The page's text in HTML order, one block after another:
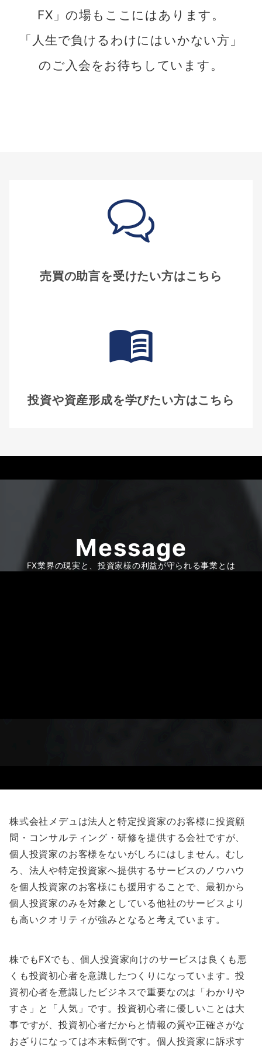
FX」の場もここにはあります。
「人生で負けるわけにはいかない方」
のご入会をお待ちしています。
売買の助言を受けたい方はこちら
投資や資産形成を学びたい方はこちら
Message
FX業界の現実と、投資家様の利益が守られる事業とは
株式会社メデュは法人と特定投資家のお客様に投資顧
問・コンサルティング・研修を提供する会社ですが、
個人投資家のお客様をないがしろにはしません。むし
ろ、法人や特定投資家へ提供するサービスのノウハウ
を個人投資家のお客様にも援用することで、最初から
個人投資家のみを対象としている他社のサービスより
も高いクオリティが強みとなると考えています。
株でもFXでも、個人投資家向けのサービスは良くも悪
くも投資初心者を意識したつくりになっています。投
資初心者を意識したビジネスで重要なのは「わかりや
すさ」と「人気」です。投資初心者に優しいことは大
事ですが、投資初心者だからと情報の質や正確さがな
おざりになっては本末転倒です。個人投資家に訴求す